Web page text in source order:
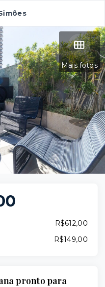
Mais fotos
R$612,00
R$149,00
pronto para